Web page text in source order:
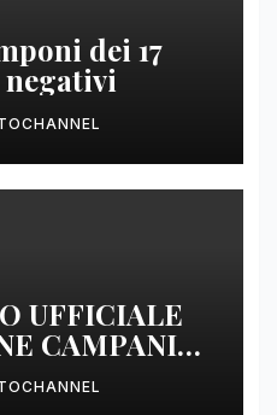
dei 17
UFFICIALE
CAMPANIA